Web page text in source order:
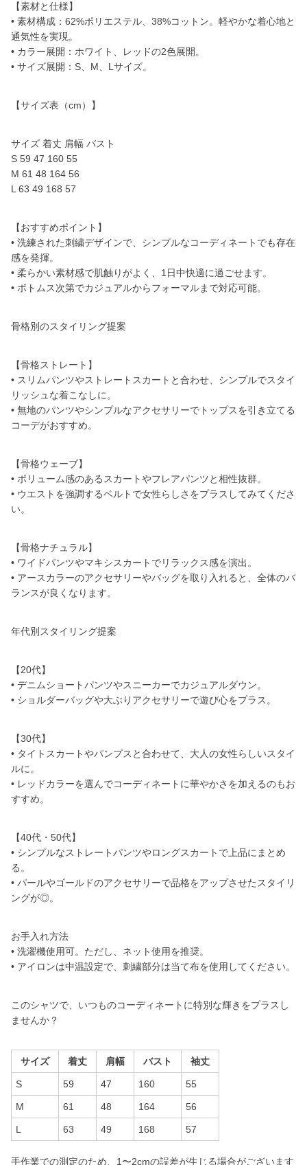
【素材と仕様】
• 素材構成：62%ポリエステル、38%コットン。軽やかな着心地と
通気性を実現。
• カラー展開：ホワイト、レッドの2色展開。
• サイズ展開：S、M、Lサイズ。
【サイズ表（cm）】
サイズ 着丈 肩幅 バスト
S 59 47 160 55
M 61 48 164 56
L 63 49 168 57
【おすすめポイント】
• 洗練された刺繍デザインで、シンプルなコーディネートでも存在
感を発揮。
• 柔らかい素材感で肌触りがよく、1日中快適に過ごせます。
• ボトムス次第でカジュアルからフォーマルまで対応可能。
骨格別のスタイリング提案
【骨格ストレート】
• スリムパンツやストレートスカートと合わせ、シンプルでスタイ
リッシュな着こなしに。
• 無地のパンツやシンプルなアクセサリーでトップスを引き立てる
コーデがおすすめ。
【骨格ウェーブ】
• ボリューム感のあるスカートやフレアパンツと相性抜群。
• ウエストを強調するベルトで女性らしさをプラスしてみてくださ
い。
【骨格ナチュラル】
• ワイドパンツやマキシスカートでリラックス感を演出。
• アースカラーのアクセサリーやバッグを取り入れると、全体のバ
ランスが良くなります。
年代別スタイリング提案
【20代】
• デニムショートパンツやスニーカーでカジュアルダウン。
• ショルダーバッグや大ぶりアクセサリーで遊び心をプラス。
【30代】
• タイトスカートやパンプスと合わせて、大人の女性らしいスタイ
ルに。
• レッドカラーを選んでコーディネートに華やかさを加えるのもお
すすめ。
【40代・50代】
• シンプルなストレートパンツやロングスカートで上品にまとめ
る。
• パールやゴールドのアクセサリーで品格をアップさせたスタイリ
ングが◎。
お手入れ方法
• 洗濯機使用可。ただし、ネット使用を推奨。
• アイロンは中温設定で、刺繍部分は当て布を使用してください。
このシャツで、いつものコーディネートに特別な輝きをプラスし
ませんか？
サイズ 着丈 肩幅 バスト 袖丈
S 59 47 160 55
M 61 48 164 56
L 63 49 168 57
手作業での測定のため、1〜2cmの誤差が生じる場合がございます